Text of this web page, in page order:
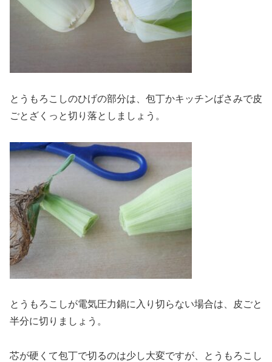
とうもろこしのひげの部分は、包丁かキッチンばさみで皮
ごとざくっと切り落としましょう。
とうもろこしが電気圧力鍋に入り切らない場合は、皮ごと
半分に切りましょう。
芯が硬くて包丁で切るのは少し大変ですが、とうもろこし